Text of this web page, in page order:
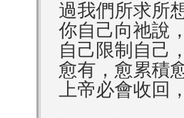
過我們所求所
你自己向祂說
自己限制自己
愈有，愈累積
上帝必會收回